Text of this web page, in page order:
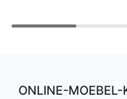
ONLINE-MOEBEL-